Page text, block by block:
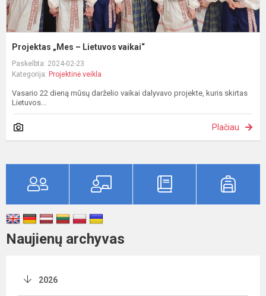
Projektas „Mes – Lietuvos vaikai“
Paskelbta: 2024-02-23
Kategorija: Projektinė veikla
Vasario 22 dieną mūsų darželio vaikai dalyvavo projekte, kuris skirtas
Lietuvos...
Plačiau
Naujienų archyvas
2026